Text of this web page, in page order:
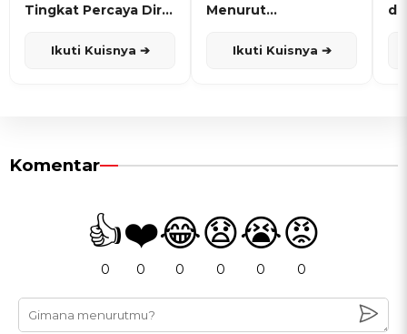
Tingkat Percaya Diri
Ikuti Kuisnya ➔
Menurut
Ikuti Kuisnya ➔
Komentar
👍
0
❤️
0
😂
0
😧
0
😭
0
😡
0